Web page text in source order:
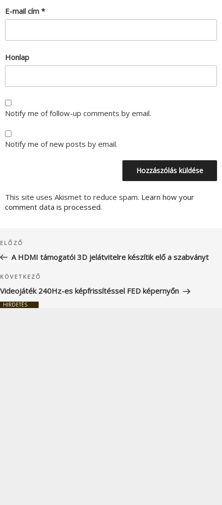
E-mail cím *
Honlap
Notify me of follow-up comments by email.
Notify me of new posts by email.
This site uses Akismet to reduce spam. Learn how your
comment data is processed.
navigáció
Korábbi
bejegyzés
ELŐZŐ
A HDMI támogatói 3D jelátvitelre készítik elő a szabványt
Következő
bejegyzés
KÖVETKEZŐ
Videojáték 240Hz-es képfrissítéssel FED képernyőn
HIRDETÉS